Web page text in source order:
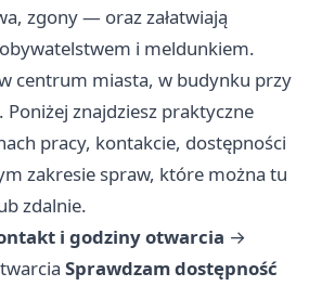
zgony — oraz załatwiają
i meldunkiem.
centrum miasta, w budynku przy
znajdziesz praktyczne
pracy, kontakcie, dostępności
zakresie spraw, które można tu
zdalnie.
i godziny otwarcia →
Sprawdzam dostępność